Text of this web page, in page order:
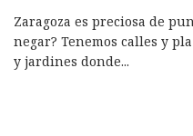
Zaragoza es preciosa de
negar? Tenemos calles y
y jardines donde...